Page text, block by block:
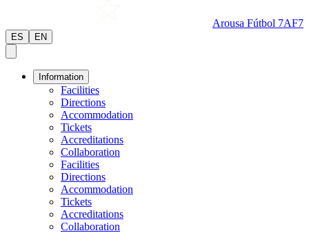
Arousa Fútbol 7AF7
ES EN
Information
Facilities
Directions
Accommodation
Tickets
Accreditations
Collaboration
Facilities
Directions
Accommodation
Tickets
Accreditations
Collaboration